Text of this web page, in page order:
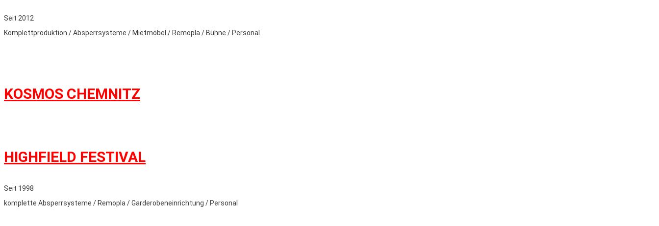
Seit 2012
Komplettproduktion / Absperrsysteme / Mietmöbel / Remopla / Bühne / Personal
KOSMOS CHEMNITZ
HIGHFIELD FESTIVAL
Seit 1998
komplette Absperrsysteme / Remopla / Garderobeneinrichtung / Personal